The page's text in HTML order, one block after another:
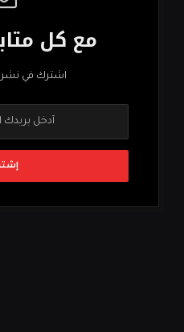
مع كل
اشترك في